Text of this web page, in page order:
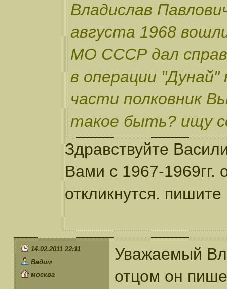
Владислав
августа 1968
МО СССР дал
в операции "Дунай"
части полковник
такое быть? ищу
Здравствуйте
Вами с 1967-1969гг.
откликнутся.
14.02.2011 22:11
Вадим
москва
Уважаемый
отцом он